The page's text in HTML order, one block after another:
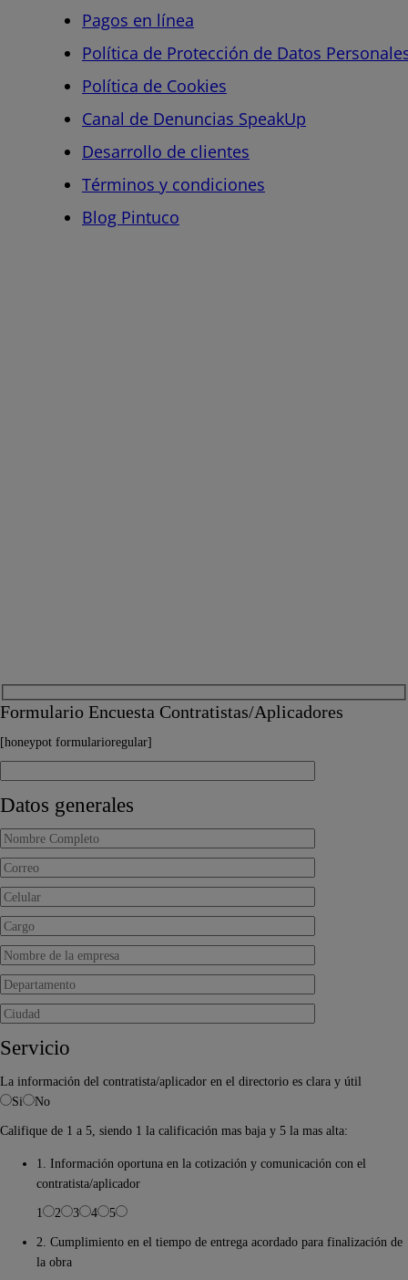
Pagos en línea
Política de Protección de Datos
Política de Cookies
Canal de Denuncias SpeakUp
Desarrollo de clientes
Términos y condiciones
Blog Pintuco
Formulario Encuesta Contratistas/Aplicadores
[honeypot formularioregular]
Datos generales
Servicio
La información del contratista/aplicador en el directorio es clara y útil
Si
No
Califique de 1 a 5, siendo 1 la calificación mas baja y 5 la mas alta:
1. Información oportuna en la cotización y comunicación con el
contratista/aplicador
1
2 3 4
5
2. Cumplimiento en el tiempo de entrega acordado para finalización de
la obra